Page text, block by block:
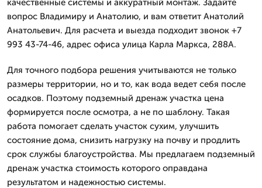
качественные системы и аккуратный монтаж. Задайте
вопрос Владимиру и Анатолию, и вам ответит Анатолий
Анатольевич. Для расчета и выезда подходит звонок +7
993 43-74-46, адрес офиса улица Карла Маркса, 288А.
Для точного подбора решения учитываются не только
размеры территории, но и то, как вода ведет себя после
осадков. Поэтому подземный дренаж участка цена
формируется после осмотра, а не по шаблону. Такая
работа помогает сделать участок сухим, улучшить
состояние дома, снизить нагрузку на почву и продлить
срок службы благоустройства. Мы предлагаем подземный
дренаж участка стоимость которого оправдана
результатом и надежностью системы.